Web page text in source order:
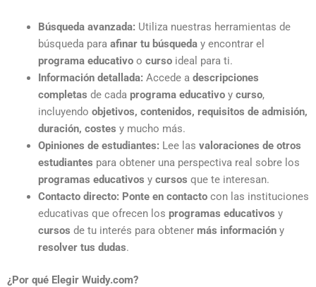
Búsqueda avanzada: Utiliza nuestras herramientas de
búsqueda para afinar tu búsqueday encontrar el
programa educativoo cursoideal para ti.
Información detallada: Accede a descripciones
completas de cada programa educativoy curso,
incluyendo objetivos, contenidos, requisitos de admisión,
duración, costes y mucho más.
Opiniones de estudiantes: Lee las valoraciones de otros
estudiantes para obtener una perspectiva real sobre los
programas educativos y cursos que te interesan.
Contacto directo: Ponte en contactocon las instituciones
educativas que ofrecen los programas educativos y
cursos de tu interés para obtener más informacióny
resolver tus dudas.
¿Por qué Elegir Wuidy.com?